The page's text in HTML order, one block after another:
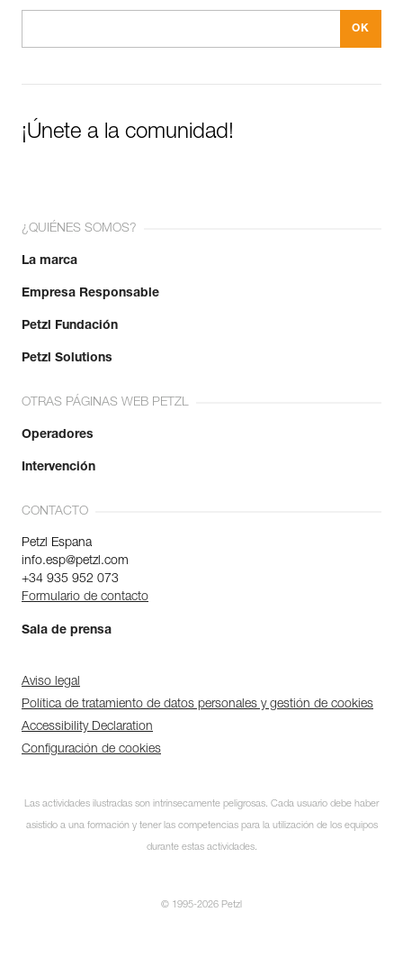
¡Únete a la comunidad!
¿QUIÉNES SOMOS?
La marca
Empresa Responsable
Petzl Fundación
Petzl Solutions
OTRAS PÁGINAS WEB PETZL
Operadores
Intervención
CONTACTO
Petzl Espana
info.esp@petzl.com
+34 935 952 073
Formulario de contacto
Sala de prensa
Aviso legal
Política de tratamiento de datos personales y gestión de cookies
Accessibility Declaration
Configuración de cookies
Las actividades ilustradas son intrínsecamente peligrosas. Cada usuario debe haber
asistido a una formación y tener las competencias para la utilización de los equipos
durante estas actividades.
© 1995-2026 Petzl